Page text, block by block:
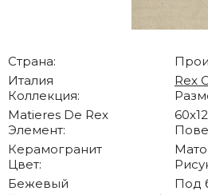
Страна:
Италия
Rex
Коллекция:
Matieres De Rex
Элемент:
Керамогранит
Цвет:
Бежевый
Под